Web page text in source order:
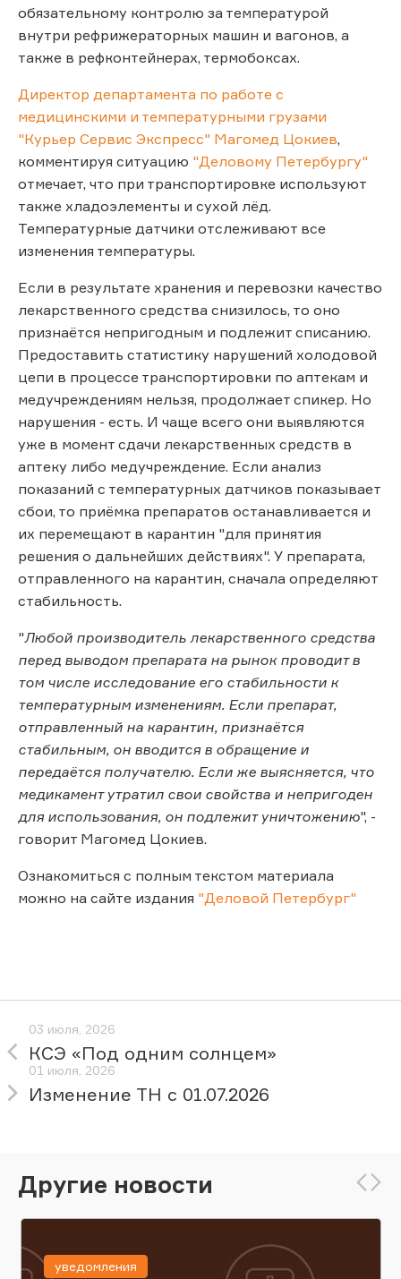
обязательному контролю за температурой
внутри рефрижераторных машин и вагонов, а
также в рефконтейнерах, термобоксах.
Директор департамента по работе с
медицинскими и температурными грузами
"Курьер Сервис Экспресс" Магомед Цокиев,
комментируя ситуацию "Деловому Петербургу"
отмечает, что при транспортировке используют
также хладоэлементы и сухой лёд.
Температурные датчики отслеживают все
изменения температуры.
Если в результате хранения и перевозки качество
лекарственного средства снизилось, то оно
признаётся непригодным и подлежит списанию.
Предоставить статистику нарушений холодовой
цепи в процессе транспортировки по аптекам и
медучреждениям нельзя, продолжает спикер. Но
нарушения - есть. И чаще всего они выявляются
уже в момент сдачи лекарственных средств в
аптеку либо медучреждение. Если анализ
показаний с температурных датчиков показывает
сбои, то приёмка препаратов останавливается и
их перемещают в карантин "для принятия
решения о дальнейших действиях". У препарата,
отправленного на карантин, сначала определяют
стабильность.
"Любой производитель лекарственного средства
перед выводом препарата на рынок проводит в
том числе исследование его стабильности к
температурным изменениям. Если препарат,
отправленный на карантин, признаётся
стабильным, он вводится в обращение и
передаётся получателю. Если же выясняется, что
медикамент утратил свои свойства и непригоден
для использования, он подлежит уничтожению", -
говорит Магомед Цокиев.
Ознакомиться с полным текстом материала
можно на сайте издания "Деловой Петербург"
03 июля, 2026
КСЭ «Под одним солнцем»
01 июля, 2026
Изменение ТН с 01.07.2026
Другие новости
уведомления